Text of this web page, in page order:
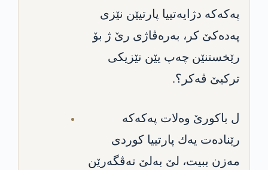
په‌كه‌كه‌ دژایه‌تییا پارتیێن نێزی
په‌ده‌كێ كر، به‌ره‌ڤاژی رێ ژ بۆ
رێخستنێن چه‌پ یێن نێزیكی
تركیێ ڤه‌كر؟.
ل باكورێ وه‌لات په‌كه‌كه‌
رێناده‌ت یه‌ك پارتییا كوردی
مه‌زن ببیت، لێ به‌لێ ته‌ڤگه‌رێن